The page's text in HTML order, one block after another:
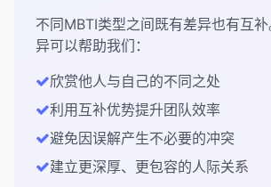
不同MBTI类型之间既有差异也有互
异可以帮助我们：
欣赏他人与自己的不同之处
利用互补优势提升团队效率
避免因误解产生不必要的冲突
建立更深厚、更包容的人际关系